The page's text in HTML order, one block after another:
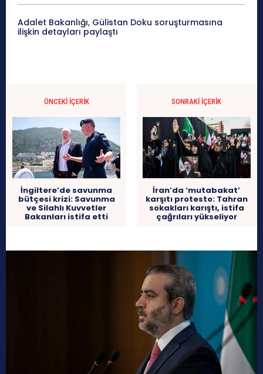
Adalet Bakanlığı, Gülistan Doku soruşturmasına
ilişkin detayları paylaştı
ÖNCEKI İÇERIK
İngiltere’de savunma
bütçesi krizi: Savunma
ve Silahlı Kuvvetler
Bakanları istifa etti
SONRAKI İÇERIK
İran’da ‘mutabakat’
karşıtı protesto: Tahran
sokakları karıştı, istifa
çağrıları yükseliyor